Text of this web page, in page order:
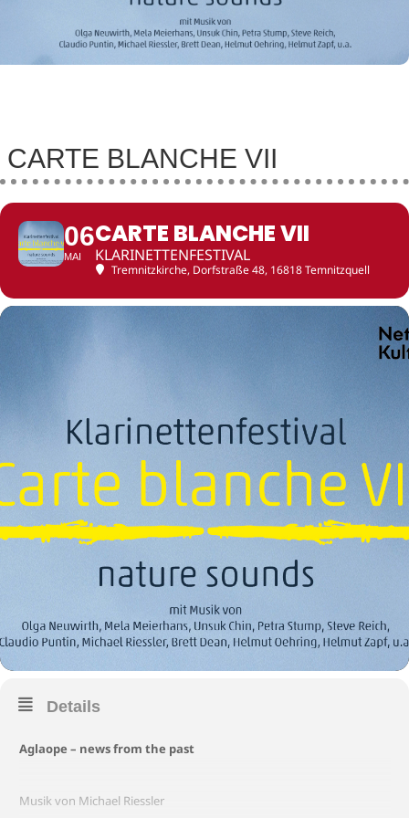
CARTE BLANCHE VII
06
MAI
CARTE BLANCHE VII
KLARINETTENFESTIVAL
Tremnitzkirche, Dorfstraße 48, 16818 Temnitzquell
Details
Aglaope – news from the past
Musik von Michael Riessler